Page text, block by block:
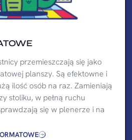
przemieszczają się jako
planszy. Są efektowne i
ilość osób na raz. Zamieniają
stoliku, w pełną ruchu
się w plenerze i na